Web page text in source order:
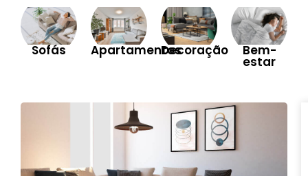
Sofás ApartamentosDecoração Bem-
estar